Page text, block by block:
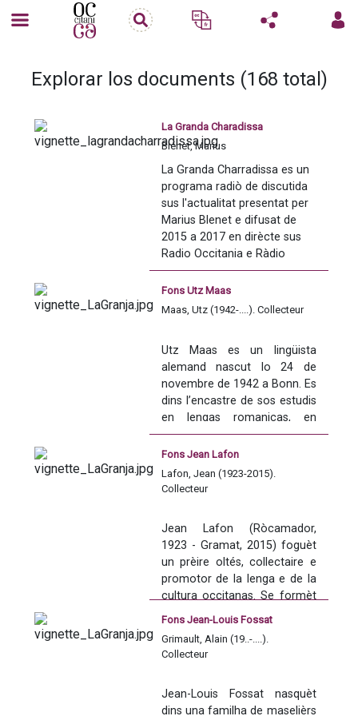
Explorar los documents (168 total)
La Granda Charadissa
Blénet, Marius
La Granda Charradissa es un
programa radiò de discutida
sus l'actualitat presentat per
Marius Blenet e difusat de
2015 a 2017 en dirècte sus
Radio Occitania e Ràdio
Lenga d'òc, e en diferit
l'endeman sus Ràdio País.
los extrachs musicals
difusats dins las emissions
podon pas èsser mes en
linha, fogèron doncas talhats
dels enregistraments.
Fons Utz Maas
Maas, Utz (1942-....). Collecteur
Utz Maas es un lingüista
alemand nascut lo 24 de
novembre de 1942 a Bonn. Es
dins l’encastre de sos estudis
en lengas romanicas, en
linguistica generala e
comparada e en filosofia
qu’encontra l’oltés Gaston
Bazalgues. Totes dos
e professors d’universitat.
Segon Gaston Bazalgues, Utz
Maas cercava dins las
annadas 1966-1967 los
elements linguistics (sustot
fonetics e lexicals) de la
marcha linguistica que
correspond a l’anciana entitat
Torena que va del nòrd d’Òlt
al sud de Corresa e sud-èst
Fons Jean Lafon
Lafon, Jean (1923-2015).
Collecteur
Jean Lafon (Ròcamador,
1923 - Gramat, 2015) foguèt
un prèire oltés, collectaire e
promotor de la lenga e de la
cultura occitanas. Se formèt
al Pichon Seminari de Gordon
ans, consigna los primièrs
280 cants, 46 contes e 116
racontes que n’enregistrarà
Fons Jean-Louis Fossat
Grimault, Alain (19..-....).
Collecteur
Jean-Louis Fossat nasquèt
dins una familha de maselièrs